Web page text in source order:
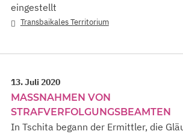
eingestellt
Transbaikales Territorium
13. Juli 2020
MASSNAHMEN VON S
TRAFVERFOLGUNGSBEAMTEN
In Tschita begann der Ermittler, die